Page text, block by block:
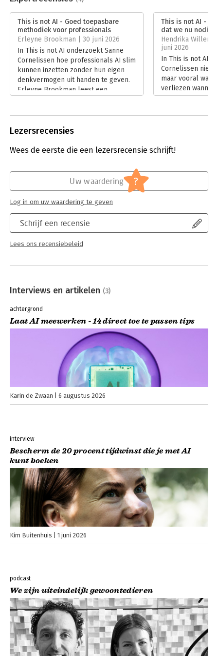
Uitgever:
Verschijningsdatum:
30-4-2026
Hoofdrubriek: Algemeen management Psychologie
This is not AI - Goed toepasbare
methodiek voor professionals
Erleyne Brookman | 30 juni 2026
In This is not AI onderzoekt Sanne
Cornelissen hoe professionals AI slim
kunnen inzetten zonder hun eigen
denkvermogen uit handen te geven.
Erleyne Brookman leest een
zonder de menselijke maat te
Lees verder
This is not AI -
dat we nu nodig
Hendrika
juni 2026
In This is not AI
Cornelissen niet
maar vooral wat
verliezen
steeds meer
Vreugdenhil
handvatten. Het
actueel boek dat
Lezersrecensies
Wees de eerste die een lezersrecensie schrijft!
Schrijf een recensie
Lees ons recensiebeleid
Uw waardering ?
Log in om uw waardering te geven
Interviews en artikelen (3)
achtergrond
Laat AI meewerken - 14 direct toe te passen tips
Karin de Zwaan 6 augustus 2026
interview
Bescherm de 20 procent tijdwinst die je met AI
kunt boeken
Kim Buitenhuis 1 juni 2026
podcast
We zijn uiteindelijk gewoontedieren